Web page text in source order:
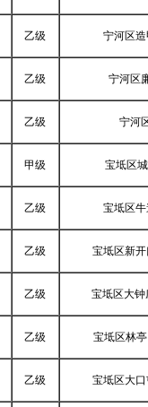
乙级 宁河区
乙级 宁河区
乙级 宁河
甲级 宝坻区
乙级 宝坻区
乙级 宝坻区新
乙级 宝坻区大
乙级 宝坻区林
乙级 宝坻区大